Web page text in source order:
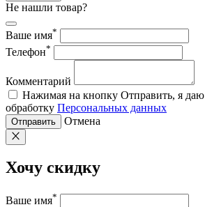
Не нашли товар?
Ваше имя*
Телефон*
Комментарий
Нажимая на кнопку Отправить, я даю
обработку Персональных данных
Отправить Отмена
Хочу скидку
Ваше имя*